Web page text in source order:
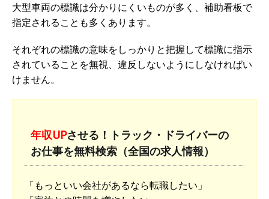
大型車両の標識は分かりにくいものが多く、補助看板で
指定されることも多くあります。
それぞれの標識の意味をしっかりと把握して標識に指示
されていることを無視、違反しないようにしなければい
けません。
年収UPさせる！トラック・ドライバーの
お仕事を無料検索（全国の求人情報）
「もっといい会社があるなら転職したい」